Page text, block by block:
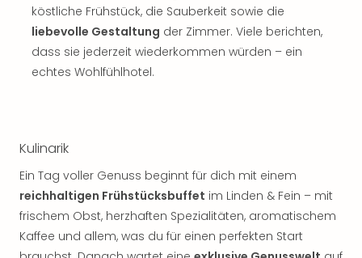
köstliche Frühstück, die Sauberkeit sowie die
liebevolle Gestaltung der Zimmer. Viele berichten,
dass sie jederzeit wiederkommen würden – ein
echtes Wohlfühlhotel.
Kulinarik
Ein Tag voller Genuss beginnt für dich mit einem
reichhaltigen Frühstücksbuffet im Linden & Fein – mit
frischem Obst, herzhaften Spezialitäten, aromatischem
Kaffee und allem, was du für einen perfekten Start